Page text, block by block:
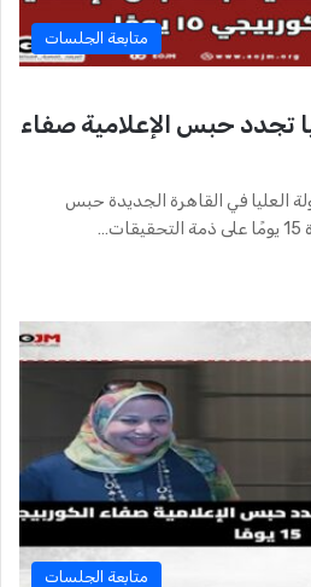
متابعة الجلسات
تجدد حبس الإعلامية صفاء
العليا في القاهرة الجديدة حبس
متابعة الجلسات